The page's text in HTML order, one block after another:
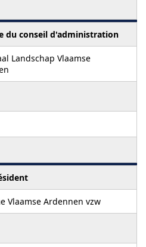
du conseil d'administration
Landschap Vlaamse
Vlaamse Ardennen vzw